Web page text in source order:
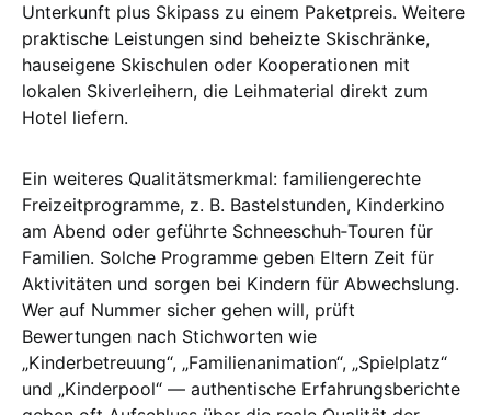
Unterkunft plus Skipass zu einem Paketpreis. Weitere
praktische Leistungen sind beheizte Skischränke,
hauseigene Skischulen oder Kooperationen mit
lokalen Skiverleihern, die Leihmaterial direkt zum
Hotel liefern.
Ein weiteres Qualitätsmerkmal: familiengerechte
Freizeitprogramme, z. B. Bastelstunden, Kinderkino
am Abend oder geführte Schneeschuh‑Touren für
Familien. Solche Programme geben Eltern Zeit für
Aktivitäten und sorgen bei Kindern für Abwechslung.
Wer auf Nummer sicher gehen will, prüft
Bewertungen nach Stichworten wie
„Kinderbetreuung“, „Familienanimation“, „Spielplatz“
und „Kinderpool“ — authentische Erfahrungsberichte